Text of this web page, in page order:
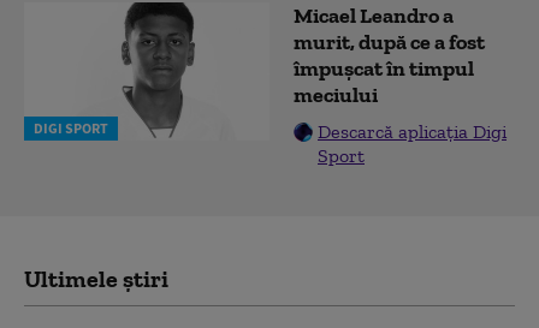
DIGI SPORT
Micael Leandro a
murit, după ce a fost
împușcat în timpul
meciului
Descarcă aplicația Digi
Sport
Ultimele știri